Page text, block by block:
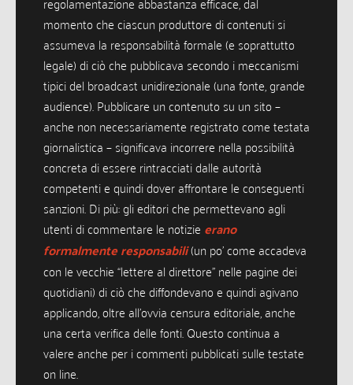
momento che ciascun produttore di contenuti si
assumeva la responsabilità formale (e soprattutto
legale) di ciò che pubblicava secondo i meccanismi
tipici del broadcast unidirezionale (una fonte, grande
audience). Pubblicare un contenuto su un sito –
anche non necessariamente registrato come testata
giornalistica – significava incorrere nella possibilità
concreta di essere rintracciati dalle autorità
competenti e quindi dover affrontare le conseguenti
sanzioni. Di più: gli editori che permettevano agli
utenti di commentare le notizie erano
formalmente responsabili(un po’ come accadeva
con le vecchie “lettere al direttore” nelle pagine dei
quotidiani) di ciò che diffondevano e quindi agivano
applicando, oltre all’ovvia censura editoriale, anche
una certa verifica delle fonti. Questo continua a
valere anche per i commenti pubblicati sulle testate
on line.